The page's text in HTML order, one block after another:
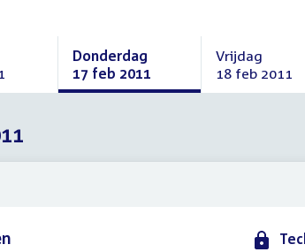
Donderdag
17 feb 2011
Donderdag
Vrijdag
18 feb 2011
Vrijdag